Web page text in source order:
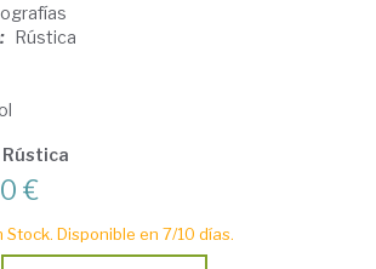
Rústica
Rústica
€
Stock. Disponible en 7/10 días.